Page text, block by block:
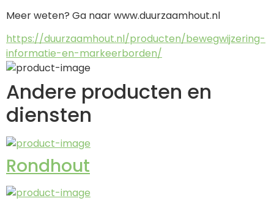
Meer weten? Ga naar www.duurzaamhout.nl
https://duurzaamhout.nl/producten/bewegwijzering-
informatie-en-markeerborden/
Andere producten en
diensten
Rondhout